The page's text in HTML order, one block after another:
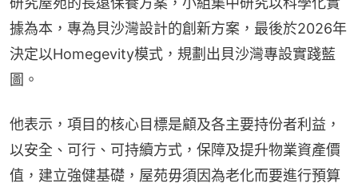
據為本，專為貝沙灣設計的創新方案，最後於2026年
決定以Homegevity模式，規劃出貝沙灣專設實踐藍
圖。
他表示，項目的核心目標是顧及各主要持份者利益，
以安全、可行、可持續方式，保障及提升物業資產價
值，建立強健基礎，屋苑毋須因為老化而要進行預算